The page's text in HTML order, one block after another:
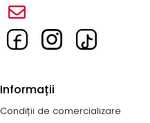
Informații
Condiții de comercializare